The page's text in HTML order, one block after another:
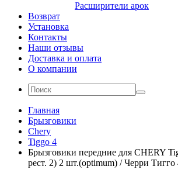
Расширители арок
Возврат
Установка
Контакты
Наши отзывы
Доставка и оплата
О компании
Главная
Брызговики
Chery
Tiggo 4
Брызговики передние для CHERY
рест. 2) 2 шт.(optimum) / Черри